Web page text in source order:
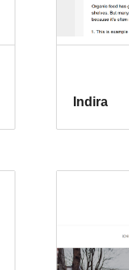
Indira